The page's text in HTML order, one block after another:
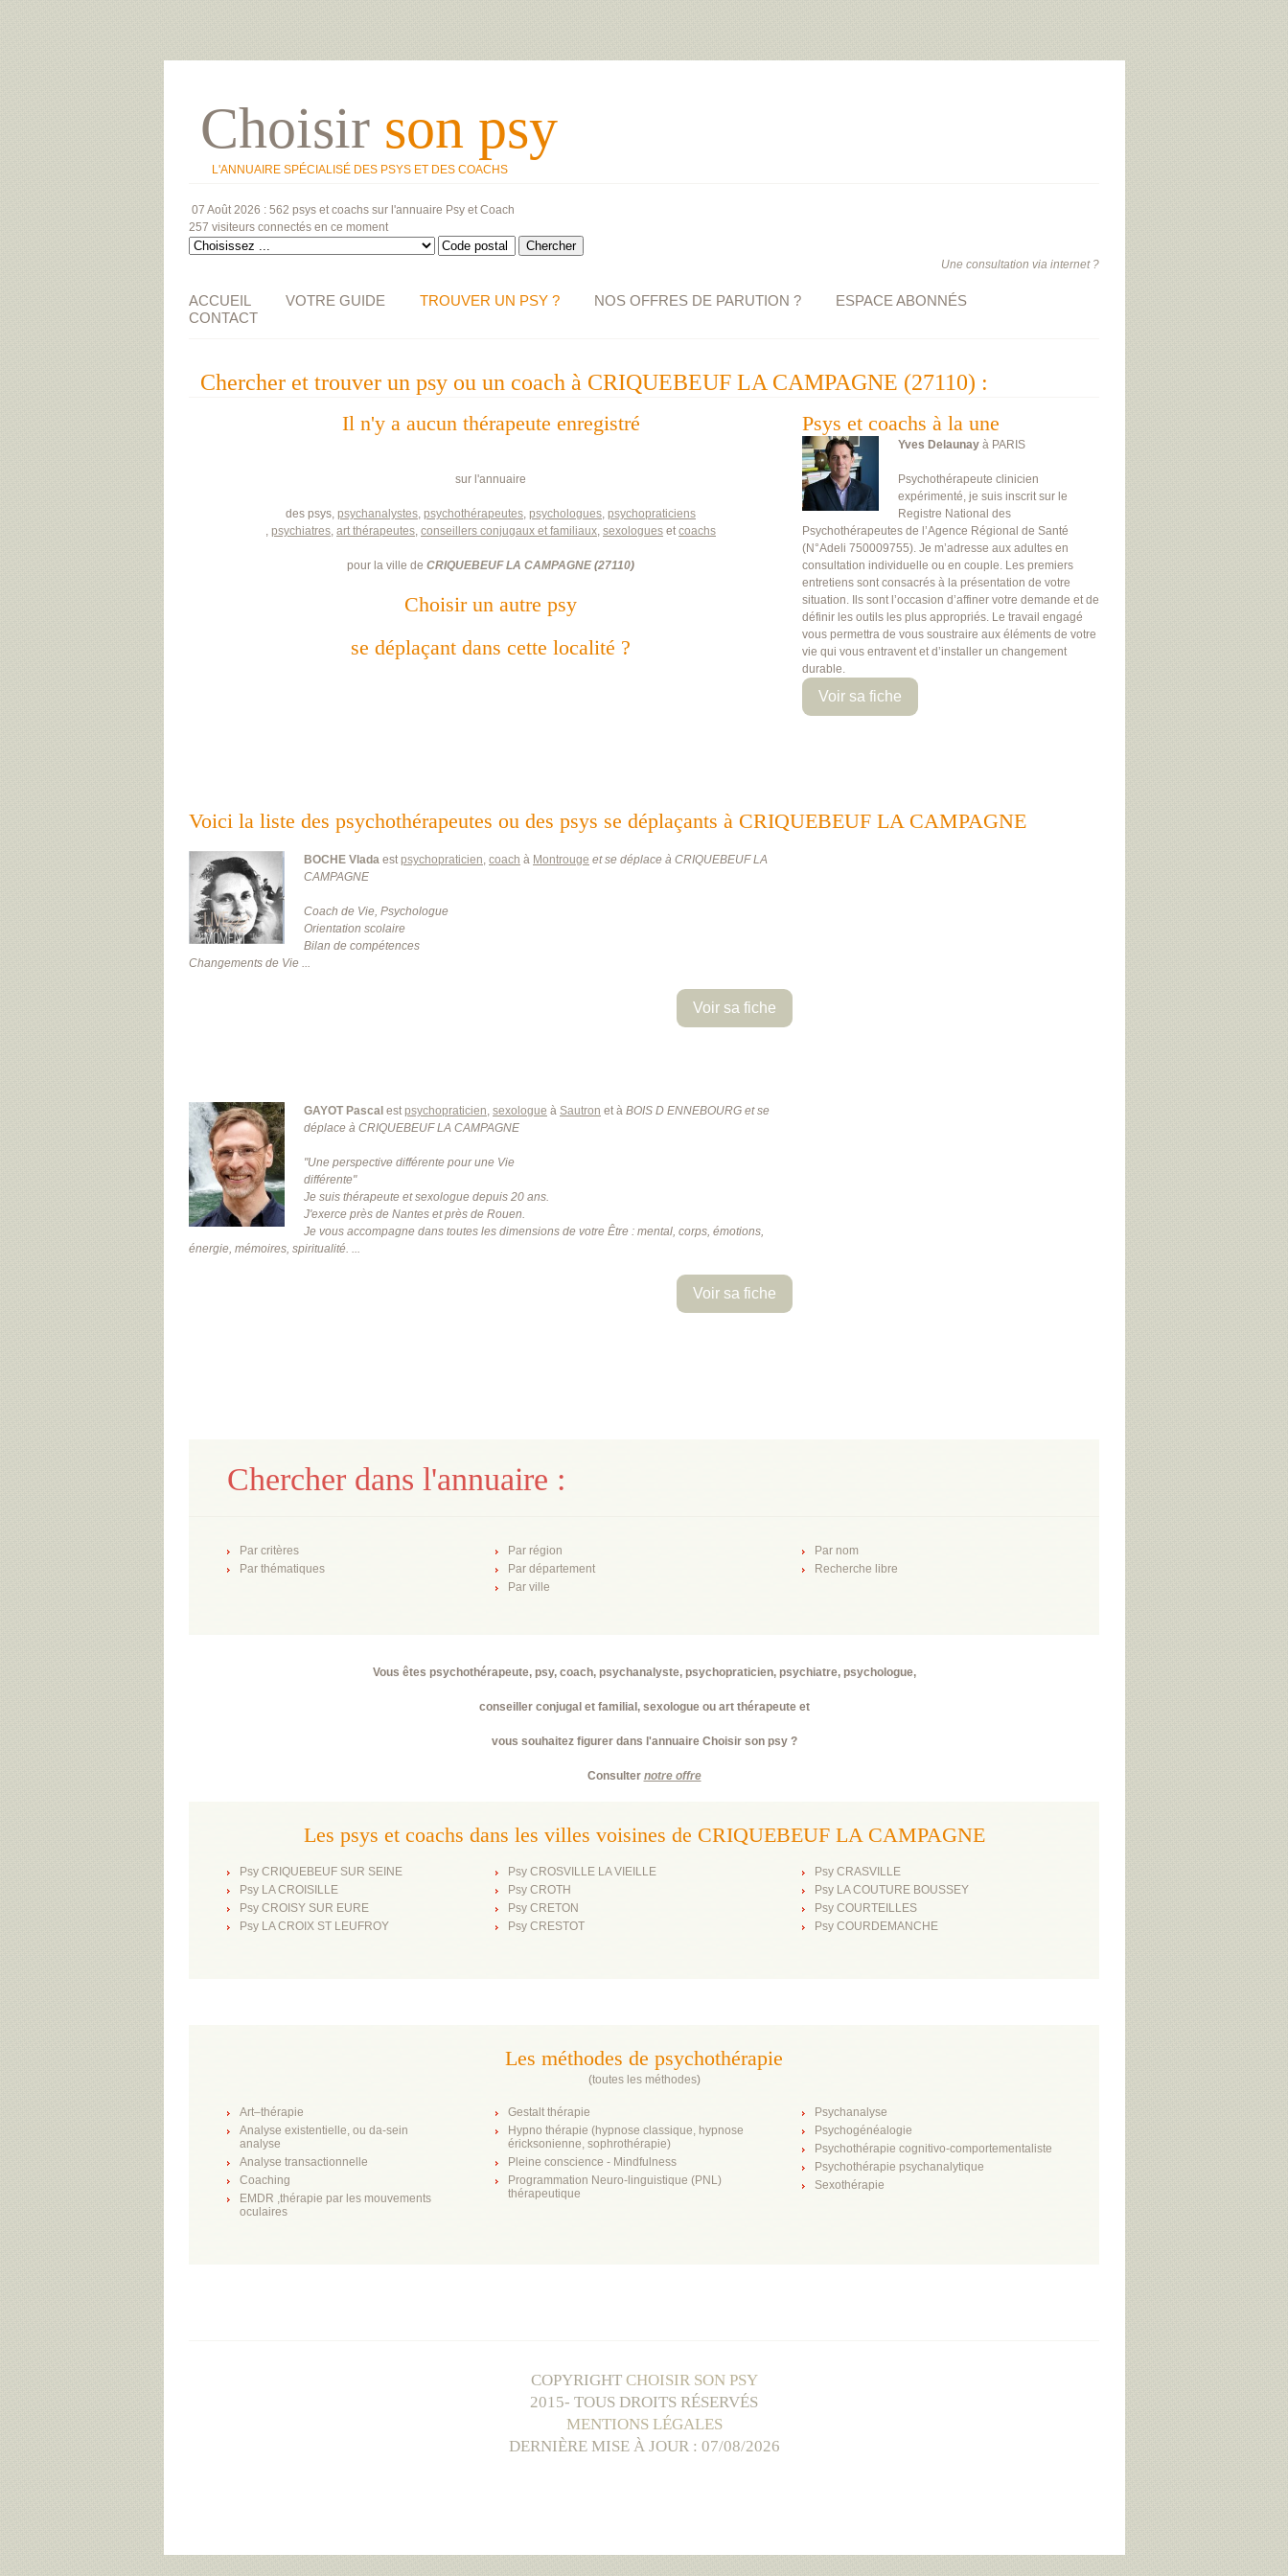
Choisir son psy
L'ANNUAIRE SPÉCIALISÉ DES PSYS ET DES COACHS
07 Août 2026 : 562 psys et coachs sur l'annuaire Psy et Coach
257 visiteurs connectés en ce moment
Une consultation via internet ?
ACCUEIL VOTRE GUIDE TROUVER UN PSY ? NOS OFFRES DE PARUTION ?
ESPACE ABONNÉS
CONTACT
Chercher et trouver un psy ou un coach à CRIQUEBEUF LA CAMPAGNE (27110) :
Il n'y a aucun thérapeute enregistré
sur l'annuaire
des psys, psychanalystes, psychothérapeutes, psychologues, psychopraticiens
, psychiatres, art thérapeutes, conseillers conjugaux et familiaux, sexologues etcoachs
pour la ville de CRIQUEBEUF LA CAMPAGNE(27110)
Choisir un autre psy
se déplaçant dans cette localité ?
Psys et coachs à la une
Yves Delaunay à PARIS
Psychothérapeute clinicien
expérimenté, je suis inscrit sur le
Registre National des
Psychothérapeutes de l’Agence Régional de Santé
(N°Adeli 750009755). Je m’adresse aux adultes en
consultation individuelle ou en couple. Les premiers
entretiens sont consacrés à la présentation de votre
situation. Ils sont l’occasion d’affiner votre demande et de
définir les outils les plus appropriés. Le travail engagé
vous permettra de vous soustraire aux éléments de votre
vie qui vous entravent et d’installer un changement
durable.
Voir sa fiche
Voici la liste des psychothérapeutes ou des psys se déplaçants à CRIQUEBEUF LA CAMPAGNE
BOCHE Vlada estpsychopraticien, coach à Montrouge et se déplace à CRIQUEBEUF LA
CAMPAGNE
Coach de Vie, Psychologue
Orientation scolaire
Bilan de compétences
Changements de Vie ...
Voir sa fiche
GAYOT Pascal estpsychopraticien, sexologue à Sautron et à BOIS D ENNEBOURG et se
déplace à CRIQUEBEUF LA CAMPAGNE
"Une perspective différente pour une Vie
différente"
Je suis thérapeute et sexologue depuis 20 ans.
J'exerce près de Nantes et près de Rouen.
Je vous accompagne dans toutes les dimensions de votre Être : mental, corps, émotions,
énergie, mémoires, spiritualité. ...
Voir sa fiche
Chercher dans l'annuaire :
Par critères
Par thématiques
Par région
Par département
Par ville
Par nom
Recherche libre
Vous êtes psychothérapeute, psy, coach, psychanalyste, psychopraticien, psychiatre, psychologue,
conseiller conjugal et familial, sexologue ou art thérapeute et
vous souhaitez figurer dans l'annuaire Choisir son psy ?
Consulter notre offre
Les psys et coachs dans les villes voisines de CRIQUEBEUF LA CAMPAGNE
Psy CRIQUEBEUF SUR SEINE
Psy LA CROISILLE
Psy CROISY SUR EURE
Psy LA CROIX ST LEUFROY
Psy CROSVILLE LA VIEILLE
Psy CROTH
Psy CRETON
Psy CRESTOT
Psy CRASVILLE
Psy LA COUTURE BOUSSEY
Psy COURTEILLES
Psy COURDEMANCHE
Les méthodes de psychothérapie
(toutes les méthodes)
Art–thérapie
Analyse existentielle, ou da-sein
analyse
Analyse transactionnelle
Coaching
EMDR ,thérapie par les mouvements
oculaires
Gestalt thérapie
Hypno thérapie (hypnose classique, hypnose
éricksonienne, sophrothérapie)
Pleine conscience - Mindfulness
Programmation Neuro-linguistique (PNL)
thérapeutique
Psychanalyse
Psychogénéalogie
Psychothérapie cognitivo-comportementaliste
Psychothérapie psychanalytique
Sexothérapie
COPYRIGHT CHOISIR SON PSY
2015- TOUS DROITS RÉSERVÉS
MENTIONS LÉGALES
DERNIÈRE MISE À JOUR : 07/08/2026